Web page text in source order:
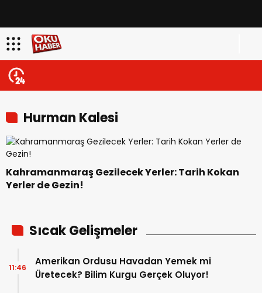
Hurman Kalesi
Kahramanmaraş Gezilecek Yerler: Tarih Kokan
Yerler de Gezin!
Sıcak Gelişmeler
Amerikan Ordusu Havadan Yemek mi
Üretecek? Bilim Kurgu Gerçek Oluyor!
11:46